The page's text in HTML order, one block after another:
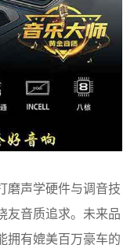
磨声学硬件与调音技
友音质追求。未来品
拥有媲美百万豪车的